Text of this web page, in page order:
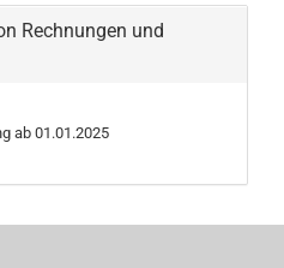
Rechnungen und
ab 01.01.2025